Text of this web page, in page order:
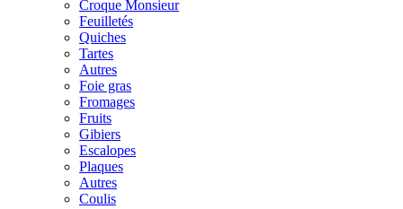
Croque Monsieur
Feuilletés
Quiches
Tartes
Autres
Foie gras
Fromages
Fruits
Gibiers
Escalopes
Plaques
Autres
Coulis